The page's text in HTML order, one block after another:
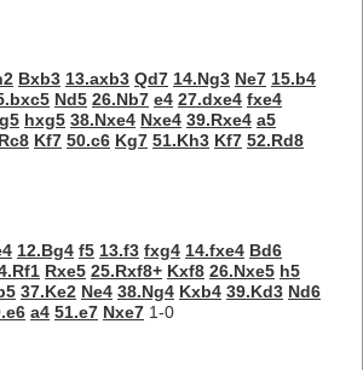
Bxb3 13.axb3 Qd7 14.Ng3 Ne7 15.b4
Nd5 26.Nb7 e4 27.dxe4 fxe4
hxg5 38.Nxe4 Nxe4 39.Rxe4 a5
Kf7 50.c6 Kg7 51.Kh3 Kf7 52.Rd8
12.Bg4 f5 13.f3 fxg4 14.fxe4 Bd6
Rxe5 25.Rxf8+ Kxf8 26.Nxe5 h5
37.Ke2 Ne4 38.Ng4 Kxb4 39.Kd3 Nd6
a4 51.e7 Nxe7 1-0